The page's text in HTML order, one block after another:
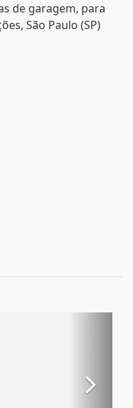
de garagem, para
São Paulo (SP)